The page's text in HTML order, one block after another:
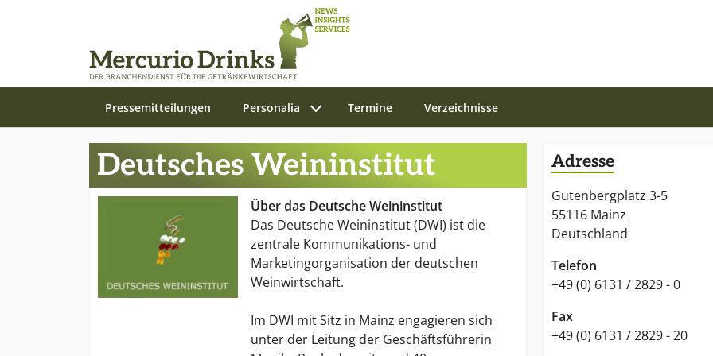
Pressemitteilungen Personalia Termine Verzeichnisse
Deutsches Weininstitut
Über das Deutsche Weininstitut
Das Deutsche Weininstitut (DWI) ist die
zentrale Kommunikations- und
Marketingorganisation der deutschen
Weinwirtschaft.
Im DWI mit Sitz in Mainz engagieren sich
unter der Leitung der Geschäftsführerin
Adresse
Gutenbergplatz 3-5
55116 Mainz
Deutschland
Telefon
+49 (0) 6131 / 2829 - 0
Fax
+49 (0) 6131 / 2829 - 20